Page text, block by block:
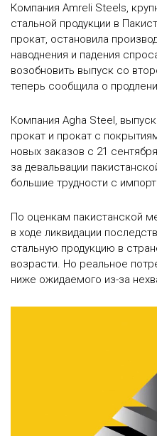
Компания Amreli Steels,
стальной продукции в
прокат, остановила
наводнения и падения
возобновить выпуск со
теперь сообщила о
Компания Agha Steel,
прокат и прокат с
новых заказов с 21
за девальвации
большие трудности с
По оценкам пакистанской
в ходе ликвидации
стальную продукцию в
возрасти. Но реальное
ниже ожидаемого из-за